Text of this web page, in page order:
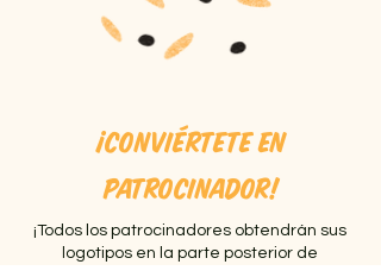
¡Conviértete en
patrocinador!
¡Todos los patrocinadores obtendrán sus
logotipos en la parte posterior de